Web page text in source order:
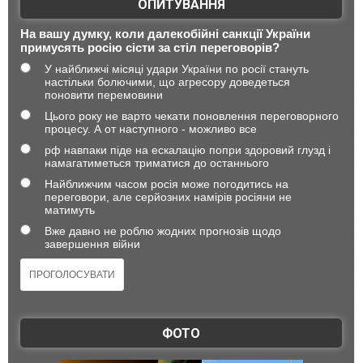
ОПИТУВАННЯ
На вашу думку, коли далекобійні санкції України
примусять росію сісти за стіл переговорів?
У найближчі місяці удари України по росії стануть
настільки болючими, що агресору доведеться
поновити перемовини
Цього року не варто чекати поновлення переговорного
процесу. А от наступного - можливо все
рф навпаки піде на ескалацію попри здоровий глузд і
намагатиметься триматися до останнього
Найближчим часом росія може погодитись на
переговори, але серйозних намірів росіяни не
матимуть
Вже давно не роблю жодних прогнозів щодо
завершення війни
ФОТО